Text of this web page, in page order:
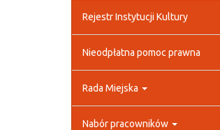
Rejestr Instytucji Kultury
Nieodpłatna pomoc prawna
Rada Miejska
Nabór pracowników